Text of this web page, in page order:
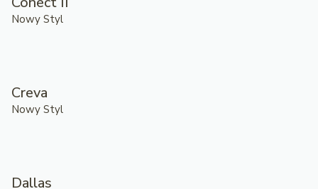
Nowy Styl
Creva
Nowy Styl
Dallas